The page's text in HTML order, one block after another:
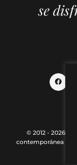
se
© 2012 - 2026
contemporánea |